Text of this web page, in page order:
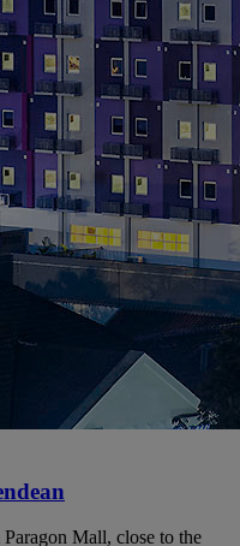
Mall, close to the